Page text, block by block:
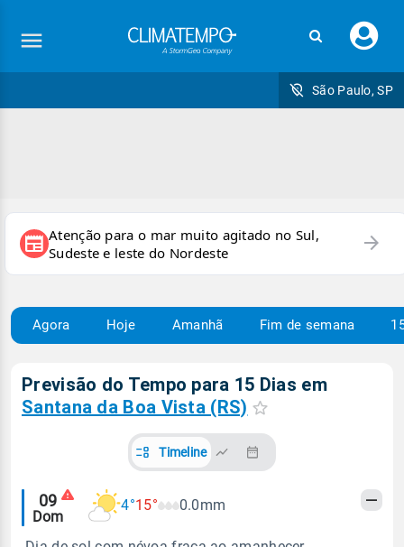
seu
São Paulo, SP
newspaper Atenção para o mar muito agitado no Sul,
Sudeste e leste do Nordeste
arrow_forward
Agora Hoje Amanhã Fim de semana
Previsão do Tempo para 15 Dias em
Santana da Boa Vista (RS)
Timeline
Alertas
meteorológicos
09
Dom
4°15° 0.0mm